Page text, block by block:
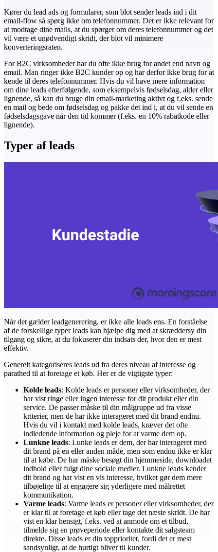
Kører du lead ads og formularer, som blot sender leads ind i dit
email-flow så spørg ikke om telefonnummer. Det er ikke relevant for
at modtage dine mails, at du spørger om deres telefonnummer og det
vil være et unødvendigt skridt, der blot vil minimere
konverteringsraten.
For B2C virksomheder har du ofte ikke brug for andet end navn og
email. Man ringer ikke B2C kunder op og har derfor ikke brug for at
kende til deres telefonnummer. Hvis du vil have mere information
om dine leads efterfølgende, som eksempelvis fødselsdag, alder eller
lignende, så kan du bruge din email-marketing aktivt og f.eks. sende
en mail og bede om fødselsdag og pakke det ind i, at du vil sende en
fødselsdagsgave når den tid kommer (f.eks. en 10% rabatkode eller
lignende).
Typer af leads
Når det gælder leadgenerering, er ikke alle leads ens. En forståelse
af de forskellige typer leads kan hjælpe dig med at skræddersy din
tilgang og sikre, at du fokuserer din indsats der, hvor den er mest
effektiv.
Generelt kategoriseres leads ud fra deres niveau af interesse og
parathed til at foretage et køb. Her er de vigtigste typer:
Kolde leads: Kolde leads er personer eller virksomheder, der
har vist ringe eller ingen interesse for dit produkt eller din
service. De passer måske til din målgruppe ud fra visse
kriterier, men de har ikke interageret med dit brand endnu.
Hvis du vil i kontakt med kolde leads, kræver det ofte
indledende information og pleje for at varme dem op.
Lunkne leads: Lunke leads er dem, der har interageret med
dit brand på en eller anden måde, men som endnu ikke er klar
til at købe. De har måske besøgt din hjemmeside, downloadet
indhold eller fulgt dine sociale medier. Lunkne leads kender
dit brand og har vist en vis interesse, hvilket gør dem mere
tilbøjelige til at engagere sig yderligere med målrettet
kommunikation.
Varme leads: Varme leads er personer eller virksomheder, der
er klar til at foretage et køb eller tage det næste skridt. De har
vist en klar hensigt, f.eks. ved at anmode om et tilbud,
tilmelde sig en prøveperiode eller kontakte dit salgsteam
direkte. Disse leads er din topprioritet, fordi det er mest
sandsynligt, at de hurtigt bliver til kunder.